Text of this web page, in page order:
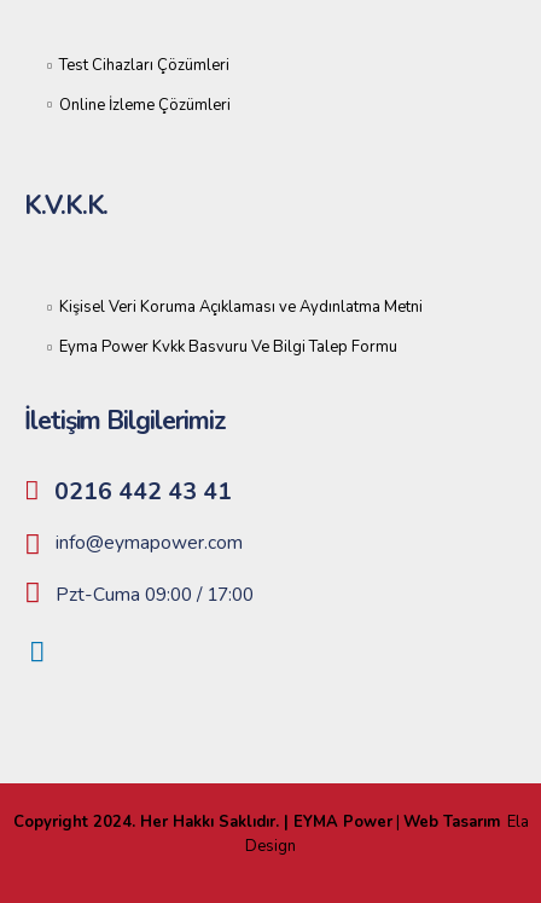
Test Cihazları Çözümleri
Online İzleme Çözümleri
K.V.K.K.
Kişisel Veri Koruma Açıklaması ve Aydınlatma Metni
Eyma Power Kvkk Basvuru Ve Bilgi Talep Formu
İletişim Bilgilerimiz
0216 442 43 41
info@eymapower.com
Pzt-Cuma 09:00 / 17:00
Copyright 2024. Her Hakkı Saklıdır. | EYMA Power| Web Tasarım Ela
Design